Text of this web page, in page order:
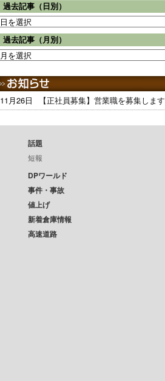
過去記事（日別）
過去記事（月別）
11月26日 【正社員募集】営業職を募集します
話題
短報
DPワールド
事件・事故
値上げ
新着倉庫情報
高速道路